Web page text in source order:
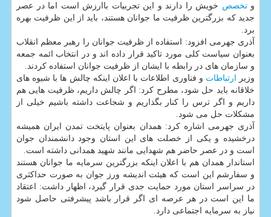
وتخصص خویش را دارند و این تجربیات باارزش است اما در عصر
جدید که بزرگترین ظرفیت ما جوانان هستند، باید از این ظرفیت بهره
برد.
آذری جهرمی افزود: استفاده از ظرفیت جوانان را رهبر معظم انقلاب
بعنوان سیاست کلی مورد تاکید قرار داده اند و در انتخاب ائمه جمعه
و سازمان های در رابطه با ایشان از ظرفیت جوانان استفاده کردند.
وزیر ارتباطات و فناوری اطلاعات با اعلان اینکه چالش ها با شیوه های
خلاقانه باید حل شود، مطرح کرد: اگر چالش داریم، ظرفیت هایی هم
داریم و اگر ترس را کنار بگذاریم و شجاعت داشته باشیم خیلی از
مشکلات حل می شود.
آذری جهرمی اشاره کرد: همدان بعنوان پایتخت تمدن ایران همیشه
درخشیده و یکی از خصلت های این استان وجود دانشمندان جوان
است و در عصر حاضر هم شهدایی مانند شهید همدانی داشته است.
استاندار همدان هم با اعلان اینکه بزرگترین سرمایه ما جوانان هستند
و سفارشم این است که هیئت اندیشه ورز جوان به صورت حداکثری
در سراسر استان مورد حمایت جدی قرار گیرد، اظهار داشت: اعتقاد
ما این است در هر عرصه ای اگر قرار باشد پیشرفتی حاصل شود
نیاز به سرمایه اجتماعی دارد.